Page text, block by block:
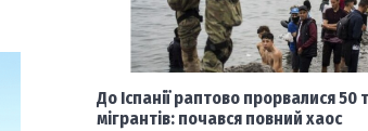
До Іспанії раптово прорвалися 50
мігрантів: почався повний хаос